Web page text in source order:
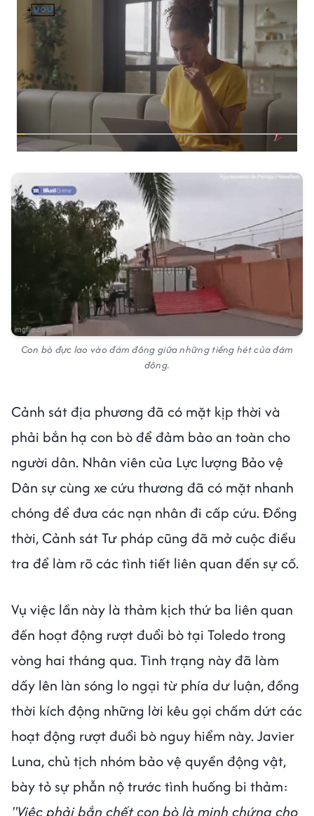
Con bò đực lao vào đám đông giữa những tiếng hét của đám
đông.
Cảnh sát địa phương đã có mặt kịp thời và
phải bắn hạ con bò để đảm bảo an toàn cho
người dân. Nhân viên của Lực lượng Bảo vệ
Dân sự cùng xe cứu thương đã có mặt nhanh
chóng để đưa các nạn nhân đi cấp cứu. Đồng
thời, Cảnh sát Tư pháp cũng đã mở cuộc điều
tra để làm rõ các tình tiết liên quan đến sự cố.
Vụ việc lần này là thảm kịch thứ ba liên quan
đến hoạt động rượt đuổi bò tại Toledo trong
vòng hai tháng qua. Tình trạng này đã làm
dấy lên làn sóng lo ngại từ phía dư luận, đồng
thời kích động những lời kêu gọi chấm dứt các
hoạt động rượt đuổi bò nguy hiểm này. Javier
Luna, chủ tịch nhóm bảo vệ quyền động vật,
bày tỏ sự phẫn nộ trước tình huống bi thảm:
"Việc phải bắn chết con bò là minh chứng cho